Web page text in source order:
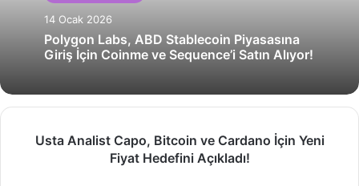
14 Ocak 2026
Polygon Labs, ABD Stablecoin Piyasasına
Giriş İçin Coinme ve Sequence’i Satın Alıyor!
AnalistUsta Analist Capo, Bitcoin ve Cardano İçin Yeni
Fiyat Hedefini Açıkladı!